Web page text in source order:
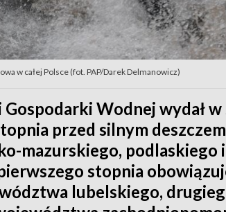
w całej Polsce (fot. PAP/Darek Delmanowicz)
Wodnej wydał w
przed silnym
mazurskiego, podlaskiego i
stopnia
lubelskiego,